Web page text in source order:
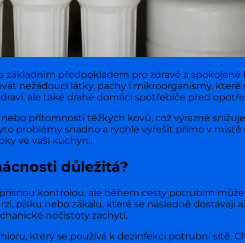
předpokladem pro zdravé a
nežádoucí látky, pachy i mikroorganismy,
ale také drahé domácí spotřebiče před
přítomností těžkých kovů, což výrazně
problémy snadno a rychle vyřešit přímo v
ve vaší kuchyni.
důležitá?
kontrolou, ale během cesty potrubím
písku nebo zákalu, které se následně dostávají
nečistoty zachytí.
který se používá k dezinfekci potrubní sítě.